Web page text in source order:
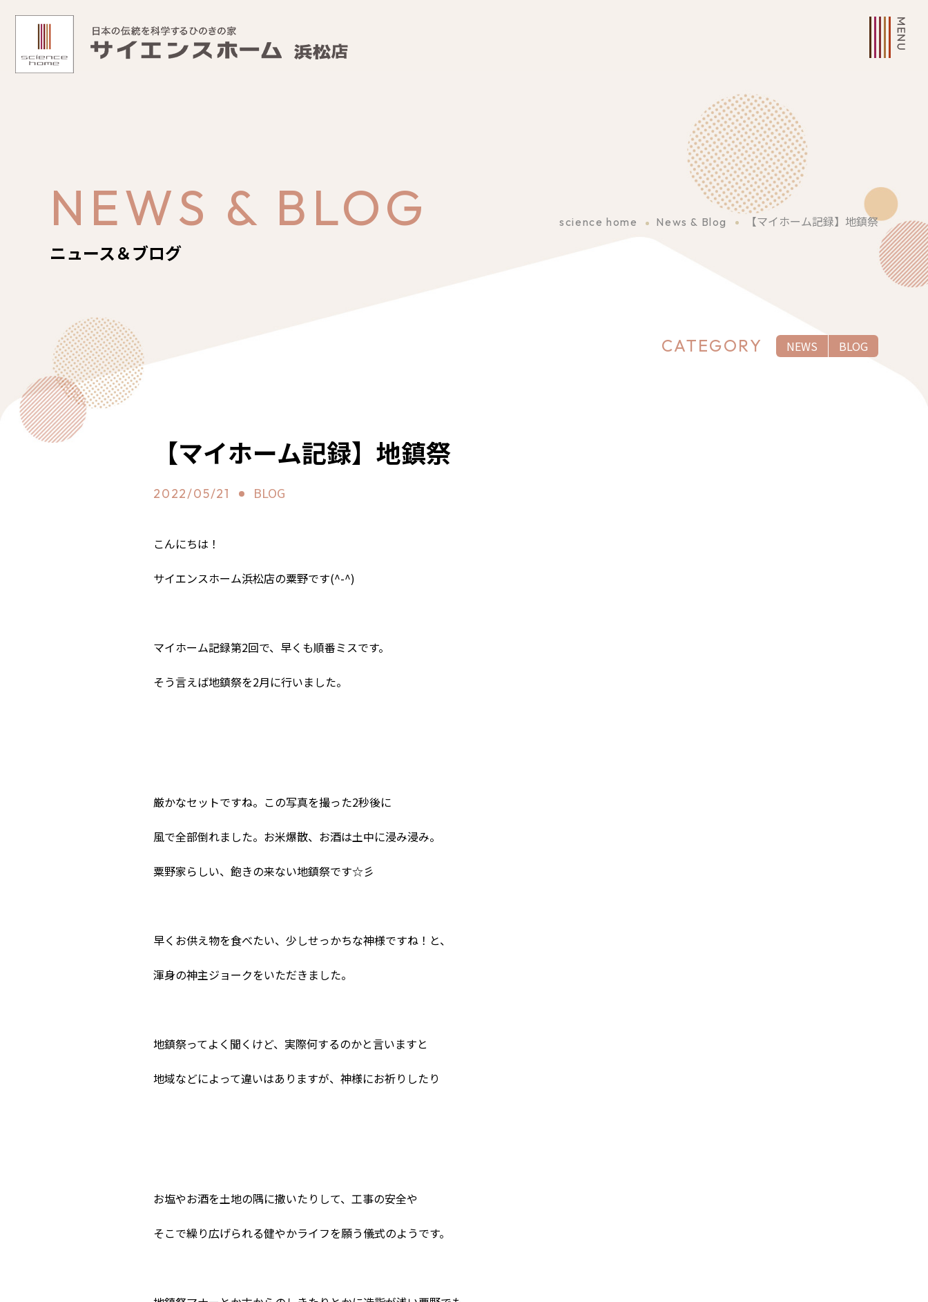
NEWS & BLOG
ニュース＆ブログ
science home News & Blog 【マイホーム記録】地鎮祭
CATEGORY NEWS BLOG
【マイホーム記録】地鎮祭
2022/05/21 BLOG
こんにちは！
サイエンスホーム浜松店の粟野です(^-^)
マイホーム記録第2回で、早くも順番ミスです。
そう言えば地鎮祭を2月に行いました。
厳かなセットですね。この写真を撮った2秒後に
風で全部倒れました。お米爆散、お酒は土中に浸み浸み。
粟野家らしい、飽きの来ない地鎮祭です☆彡
早くお供え物を食べたい、少しせっかちな神様ですね！と、
渾身の神主ジョークをいただきました。
地鎮祭ってよく聞くけど、実際何するのかと言いますと
地域などによって違いはありますが、神様にお祈りしたり
お塩やお酒を土地の隅に撒いたりして、工事の安全や
そこで繰り広げられる健やかライフを願う儀式のようです。